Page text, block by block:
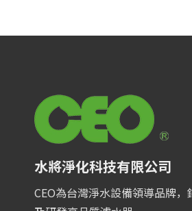
水將淨化科技有限公司
CEO為台灣淨水設備領導品牌，